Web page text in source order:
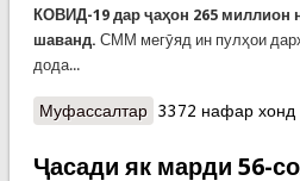
КОВИД-19 дар ҷаҳон 265 миллион
шаванд. СММ мегӯяд ин пулҳои
дода...
Муфассалтаро Созмони Милали
КОВИД - 19
3372 нафар хонд
Ҷасади як марди 56-